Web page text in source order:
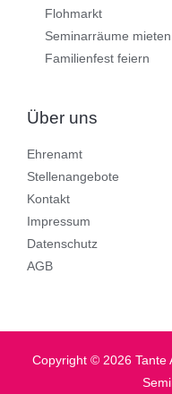
Flohmarkt
Seminarräume mieten
Familienfest feiern
Über uns
Ehrenamt
Stellenangebote
Kontakt
Impressum
Datenschutz
AGB
Copyright © 2026 Tante